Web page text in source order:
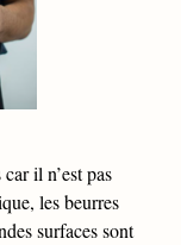
il n’est pas
les beurres
surfaces sont